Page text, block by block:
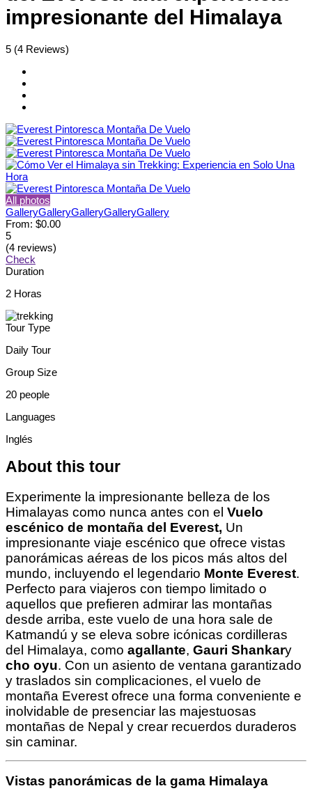
impresionante del Himalaya
5 (4 Reviews)
All photos
GalleryGalleryGalleryGalleryGallery
From: $0.00
5
(4 reviews)
Check
Duration
2 Horas
Tour Type
Daily Tour
Group Size
20 people
Languages
Inglés
About this tour
Experimente la impresionante belleza de los
Himalayas como nunca antes con el Vuelo
escénico de montaña del Everest, Un
impresionante viaje escénico que ofrece vistas
panorámicas aéreas de los picos más altos del
mundo, incluyendo el legendario Monte Everest.
Perfecto para viajeros con tiempo limitado o
aquellos que prefieren admirar las montañas
desde arriba, este vuelo de una hora sale de
Katmandú y se eleva sobre icónicas cordilleras
del Himalaya, como agallante, Gauri Shankary
cho oyu. Con un asiento de ventana garantizado
y traslados sin complicaciones, el vuelo de
montaña Everest ofrece una forma conveniente e
inolvidable de presenciar las majestuosas
montañas de Nepal y crear recuerdos duraderos
sin caminar.
Vistas panorámicas de la gama Himalaya